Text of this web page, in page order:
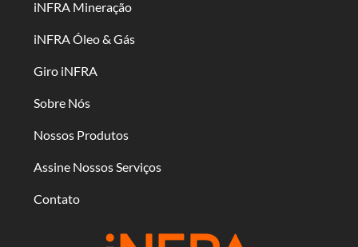
iNFRA Mineração
iNFRA Óleo & Gás
Giro iNFRA
Sobre Nós
Nossos Produtos
Assine Nossos Serviços
Contato